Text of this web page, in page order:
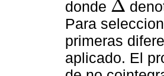
donde Δ
∆
Para
primeras
aplicado. El